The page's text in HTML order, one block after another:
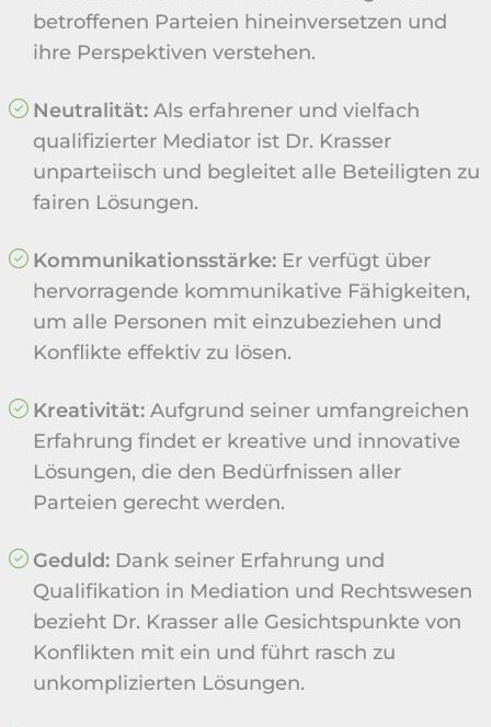
betroffenen Parteien hineinversetzen und
ihre Perspektiven verstehen.
Neutralität: Als erfahrener und vielfach
qualifizierter Mediator ist Dr. Krasser
unparteiisch und begleitet alle Beteiligten zu
fairen Lösungen.
Kommunikationsstärke: Er verfügt über
hervorragende kommunikative Fähigkeiten,
um alle Personen mit einzubeziehen und
Konflikte effektiv zu lösen.
Kreativität: Aufgrund seiner umfangreichen
Erfahrung findet er kreative und innovative
Lösungen, die den Bedürfnissen aller
Parteien gerecht werden.
Geduld: Dank seiner Erfahrung und
Qualifikation in Mediation und Rechtswesen
bezieht Dr. Krasser alle Gesichtspunkte von
Konflikten mit ein und führt rasch zu
unkomplizierten Lösungen.